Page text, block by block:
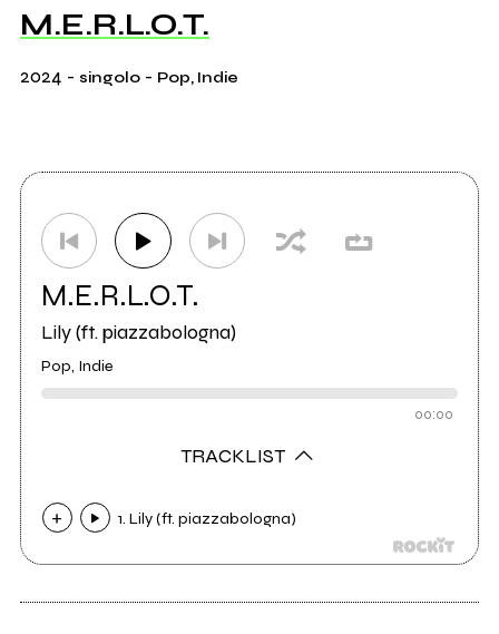
M.E.R.L.O.T.
2024 - singolo- Pop, Indie
M.E.R.L.O.T.
Lily (ft. piazzabologna)
Pop, Indie
00:00
TRACKLIST
1. Lily (ft. piazzabologna)